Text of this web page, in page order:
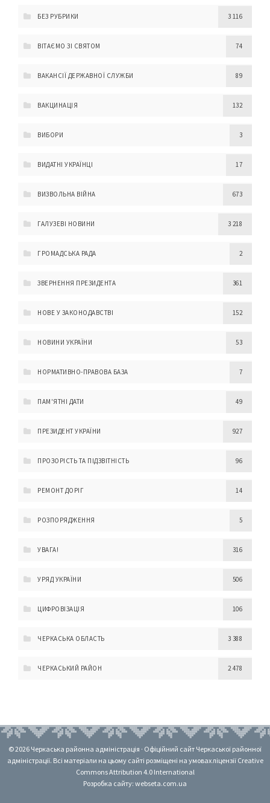
БЕЗ РУБРИКИ 3 116
ВІТАЄМО ЗІ СВЯТОМ 74
ВАКАНСІЇ ДЕРЖАВНОЇ СЛУЖБИ 89
ВАКЦИНАЦІЯ 132
ВИБОРИ 3
ВИДАТНІ УКРАЇНЦІ 17
ВИЗВОЛЬНА ВІЙНА 673
ГАЛУЗЕВІ НОВИНИ 3 218
ГРОМАДСЬКА РАДА 2
ЗВЕРНЕННЯ ПРЕЗИДЕНТА 361
НОВЕ У ЗАКОНОДАВСТВІ 152
НОВИНИ УКРАЇНИ 53
НОРМАТИВНО-ПРАВОВА БАЗА 7
ПАМ'ЯТНІ ДАТИ 49
ПРЕЗИДЕНТ УКРАЇНИ 927
ПРОЗОРІСТЬ ТА ПІДЗВІТНІСТЬ 96
РЕМОНТ ДОРІГ 14
РОЗПОРЯДЖЕННЯ 5
УВАГА! 316
УРЯД УКРАЇНИ 506
ЦИФРОВІЗАЦІЯ 106
ЧЕРКАСЬКА ОБЛАСТЬ 3 388
ЧЕРКАСЬКИЙ РАЙОН 2 478
© 2026 Черкаська районна адміністрація · Офіційний сайт Черкаської районної
адміністрації. Всі матеріали на цьому сайті розміщені на умовах ліцензії Creative
Commons Attribution 4.0 International
Розробка сайту: webseta.com.ua